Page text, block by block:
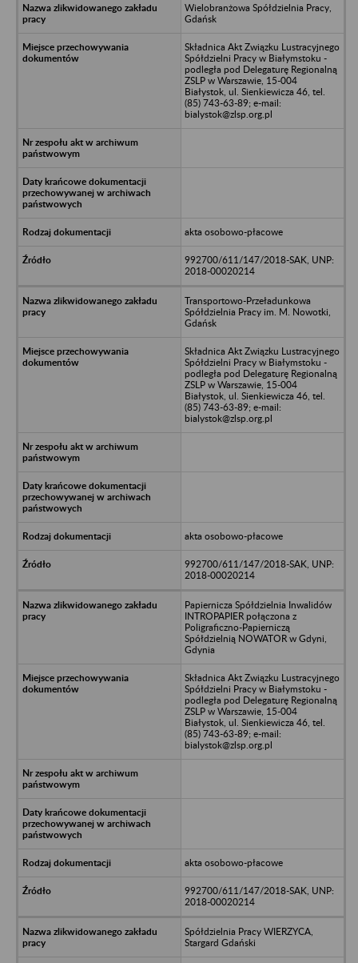
Wielobranżowa Spółdzielnia Pracy,
Gdańsk
Składnica Akt Związku Lustracyjnego
Spółdzielni Pracy w Białymstoku -
podległa pod Delegaturę Regionalną
ZSLP w Warszawie, 15-004
Białystok, ul. Sienkiewicza 46, tel.
(85) 743-63-89; e-mail:
bialystok@zlsp.org.pl
akta osobowo-płacowe
992700/611/147/2018-SAK, UNP:
2018-00020214
Transportowo-Przeładunkowa
Spółdzielnia Pracy im. M. Nowotki,
Gdańsk
Składnica Akt Związku Lustracyjnego
Spółdzielni Pracy w Białymstoku -
podległa pod Delegaturę Regionalną
ZSLP w Warszawie, 15-004
Białystok, ul. Sienkiewicza 46, tel.
(85) 743-63-89; e-mail:
bialystok@zlsp.org.pl
akta osobowo-płacowe
992700/611/147/2018-SAK, UNP:
2018-00020214
Papiernicza Spółdzielnia Inwalidów
INTROPAPIER połączona z
Poligraficzno-Papierniczą
Spółdzielnią NOWATOR w Gdyni,
Gdynia
Składnica Akt Związku Lustracyjnego
Spółdzielni Pracy w Białymstoku -
podległa pod Delegaturę Regionalną
ZSLP w Warszawie, 15-004
Białystok, ul. Sienkiewicza 46, tel.
(85) 743-63-89; e-mail:
bialystok@zlsp.org.pl
akta osobowo-płacowe
992700/611/147/2018-SAK, UNP:
2018-00020214
Spółdzielnia Pracy WIERZYCA,
Stargard Gdański